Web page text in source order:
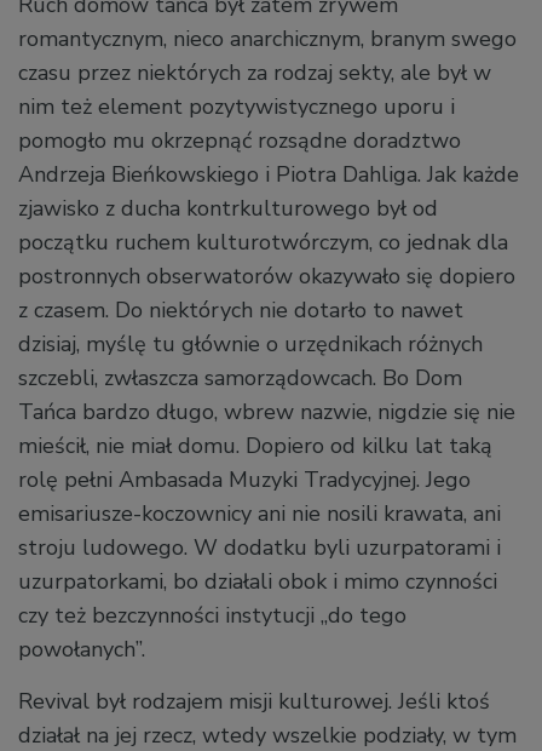
romantycznym, nieco anarchicznym, branym swego
czasu przez niektórych za rodzaj sekty, ale był w
nim też element pozytywistycznego uporu i
pomogło mu okrzepnąć rozsądne doradztwo
Andrzeja Bieńkowskiego i Piotra Dahliga. Jak każde
zjawisko z ducha kontrkulturowego był od
początku ruchem kulturotwórczym, co jednak dla
postronnych obserwatorów okazywało się dopiero
z czasem. Do niektórych nie dotarło to nawet
dzisiaj, myślę tu głównie o urzędnikach różnych
szczebli, zwłaszcza samorządowcach. Bo Dom
Tańca bardzo długo, wbrew nazwie, nigdzie się nie
mieścił, nie miał domu. Dopiero od kilku lat taką
rolę pełni Ambasada Muzyki Tradycyjnej. Jego
emisariusze-koczownicy ani nie nosili krawata, ani
stroju ludowego. W dodatku byli uzurpatorami i
uzurpatorkami, bo działali obok i mimo czynności
czy też bezczynności instytucji „do tego
powołanych”.
Revival był rodzajem misji kulturowej. Jeśli ktoś
działał na jej rzecz, wtedy wszelkie podziały, w tym